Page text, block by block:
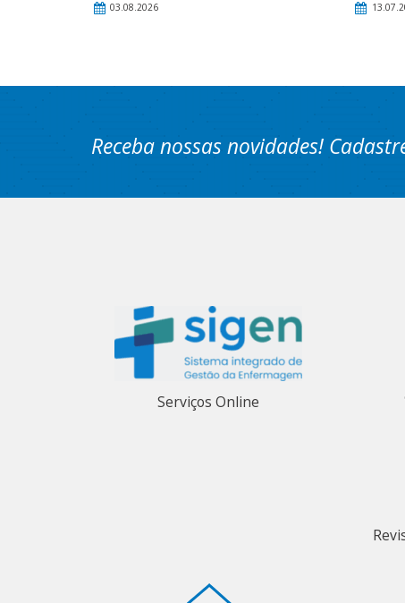
03.08.2026
Receba nossas novidades!
Serviços Online